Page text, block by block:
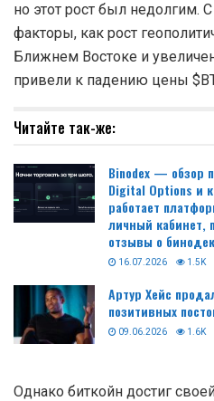
но этот рост был недолгим.
факторы, как рост
Ближнем Востоке и
привели к падению цены
Читайте так-же:
Binodex — обзор
Digital Options и
работает
личный кабинет,
отзывы о
16.07.2026 1.5K
Артур Хейс
позитивных
09.06.2026 1.6K
Однако биткойн достиг